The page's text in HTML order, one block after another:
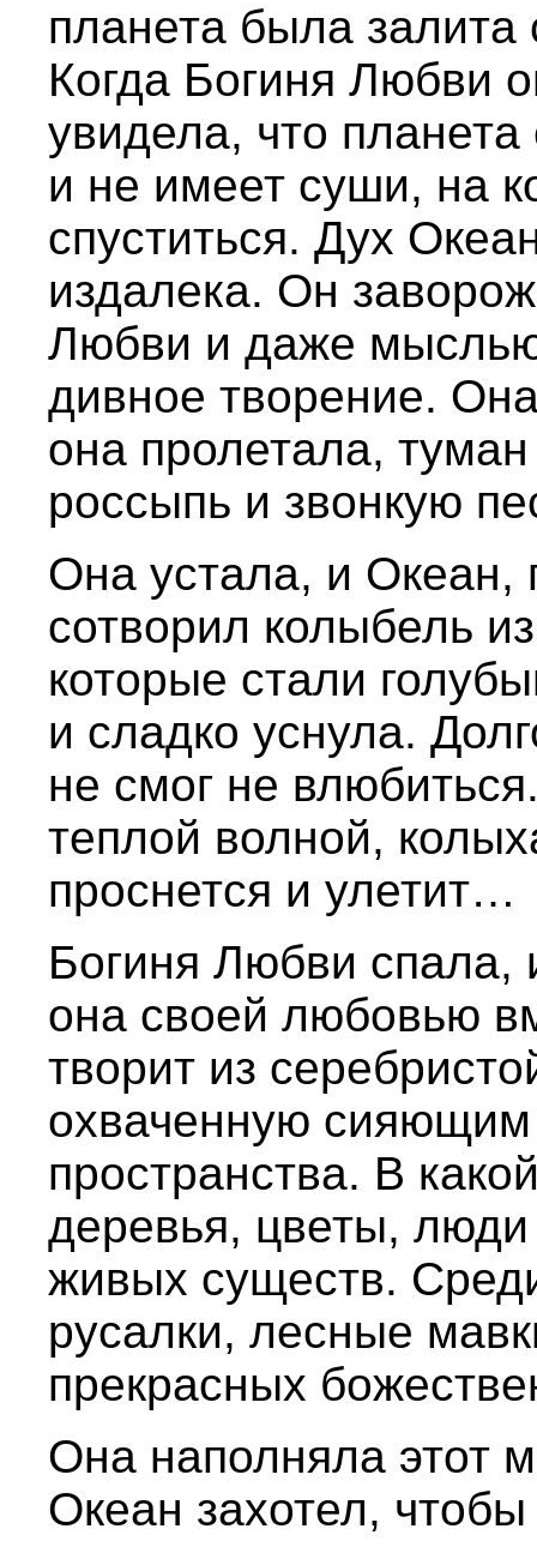
планета была
Когда Богиня Любви
увидела, что планета
и не имеет суши, на
спуститься. Дух
издалека. Он
Любви и даже мыслью
дивное творение.
она пролетала,
россыпь и звонкую
Она устала, и Океан,
сотворил колыбель
которые стали
и сладко уснула.
не смог не
теплой волной,
проснется и улетит…
Богиня Любви спала,
она своей любовью
творит из
охваченную
пространства. В
деревья, цветы,
живых существ.
русалки, лесные
прекрасных
Она наполняла этот
Океан захотел,